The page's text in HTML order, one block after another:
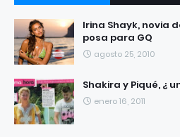
RECIENTES
Irina Shayk, novia
posa para GQ
agosto 25, 2010
Shakira y Piqué, ¿
enero 16, 2011